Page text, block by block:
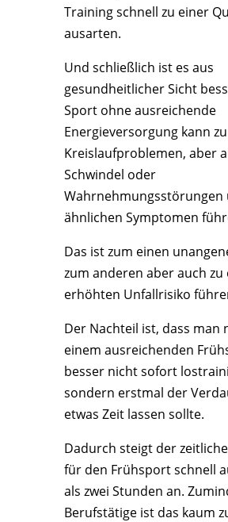
Training schnell zu einer
ausarten.
Und schließlich ist es aus
gesundheitlicher Sicht
Sport ohne ausreichende
Energieversorgung kann zu
Kreislaufproblemen, aber
Schwindel oder
Wahrnehmungsstörungen
ähnlichen Symptomen
Das ist zum einen
zum anderen aber auch zu
erhöhten Unfallrisiko
Der Nachteil ist, dass man
einem ausreichenden
besser nicht sofort
sondern erstmal der
etwas Zeit lassen sollte.
Dadurch steigt der
für den Frühsport schnell
als zwei Stunden an.
Berufstätige ist das kaum